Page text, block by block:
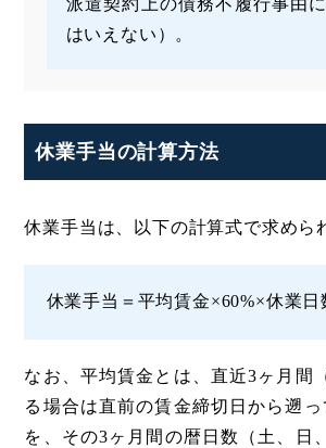
はいえない）。
休業手当の計算方法
休業手当は、以下の計算式で求めら
休業手当＝平均賃金×60%×休業日
なお、平均賃金とは、直近3ヶ月間
る場合は直前の賃金締切日から遡
を、その3ヶ月間の暦日数（土、日